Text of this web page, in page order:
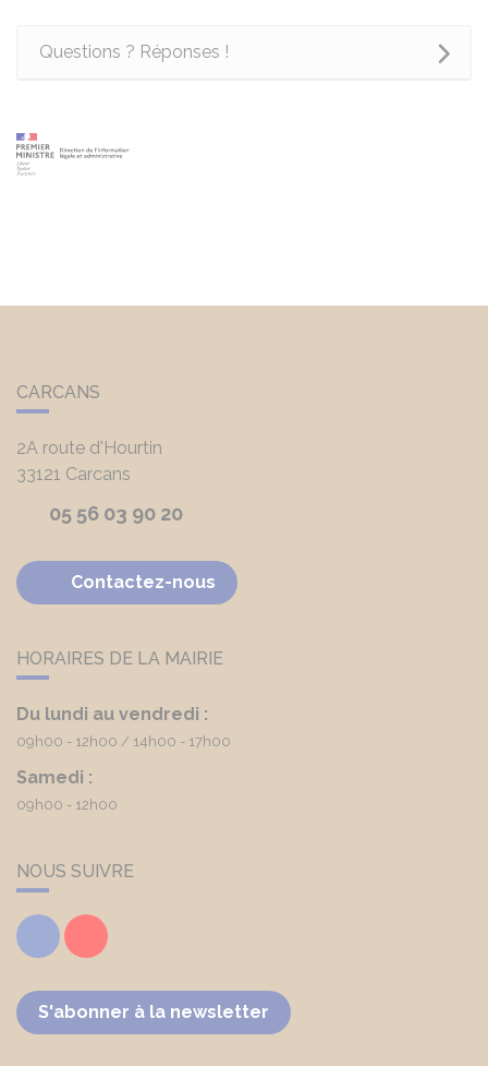
Questions ? Réponses !
CARCANS
2A route d'Hourtin
33121 Carcans
05 56 03 90 20
Contactez-nous
HORAIRES DE LA MAIRIE
Du lundi au vendredi :
09h00 - 12h00 14h00 - 17h00
Samedi :
09h00 - 12h00
NOUS SUIVRE
FacebookYoutube
S'abonner à la newsletter